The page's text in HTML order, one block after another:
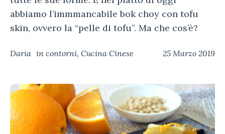
abbiamo l’immmancabile bok choy con tofu
skin, ovvero la “pelle di tofu”. Ma che cos’è?
25 Marzo 2019
Daria in contorni, Cucina Cinese